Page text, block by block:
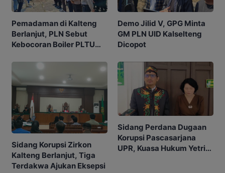
Pemadaman di Kalteng
Berlanjut, PLN Sebut
Kebocoran Boiler PLTU
Demo Jilid V, GPG Minta
GM PLN UID Kalselteng
Dicopot
Sidang Korupsi Zirkon
Kalteng Berlanjut, Tiga
Terdakwa Ajukan Eksepsi
Sidang Perdana Dugaan
Korupsi Pascasarjana
UPR, Kuasa Hukum Yetrie